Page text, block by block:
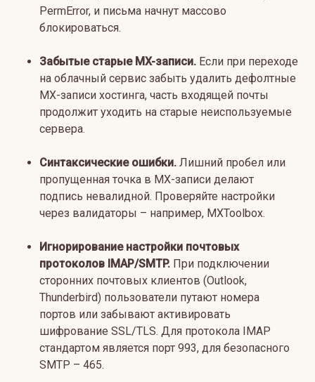
PermError, и письма начнут массово
блокироваться.
Забытые старые MX-записи. Если при переходе
на облачный сервис забыть удалить дефолтные
MX-записи хостинга, часть входящей почты
продолжит уходить на старые неиспользуемые
сервера.
Синтаксические ошибки. Лишний пробел или
пропущенная точка в MX-записи делают
подпись невалидной. Проверяйте настройки
через валидаторы – например, MXToolbox.
Игнорирование настройки почтовых
протоколов IMAP/SMTP. При подключении
сторонних почтовых клиентов (Outlook,
Thunderbird) пользователи путают номера
портов или забывают активировать
шифрование SSL/TLS. Для протокола IMAP
стандартом является порт 993, для безопасного
SMTP – 465.